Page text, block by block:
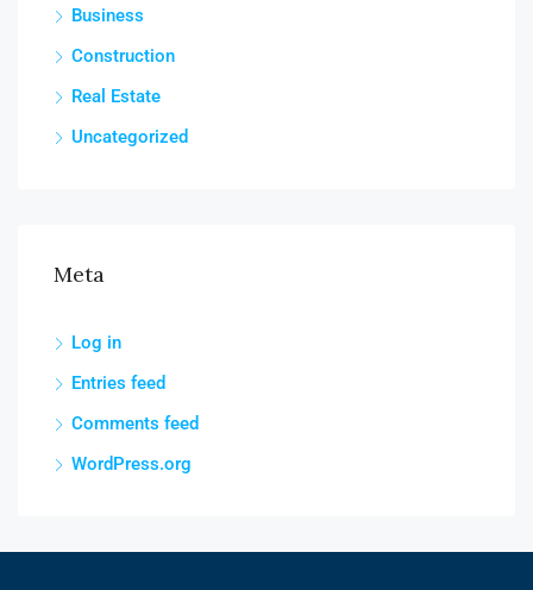
Business
Construction
Real Estate
Uncategorized
Meta
Log in
Entries feed
Comments feed
WordPress.org